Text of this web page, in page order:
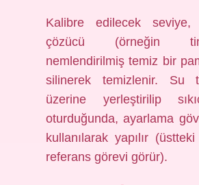
Kalibre edilecek
çözücü (örneğin
nemlendirilmiş temiz bir
silinerek temizlenir. Su
üzerine yerleştirilip
oturduğunda, ayarlama
kullanılarak yapılır
referans görevi görür).